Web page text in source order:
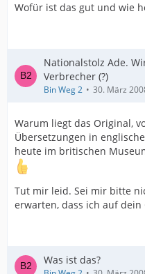
Wofür ist das gut und wie
Nationalstolz Ade.
Verbrecher (?)
Bin Weg 2 30. März
Warum liegt das Original,
Übersetzungen in
heute im britischen
Tut mir leid. Sei mir bitte
erwarten, dass ich auf
Was ist das?